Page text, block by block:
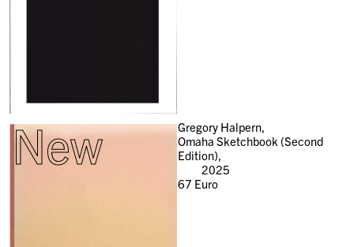
New
Gregory Halpern,
Omaha Sketchbook (Second
Edition),
2025
67 Euro